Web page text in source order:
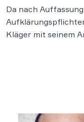
Da nach
Kläger mit seinem